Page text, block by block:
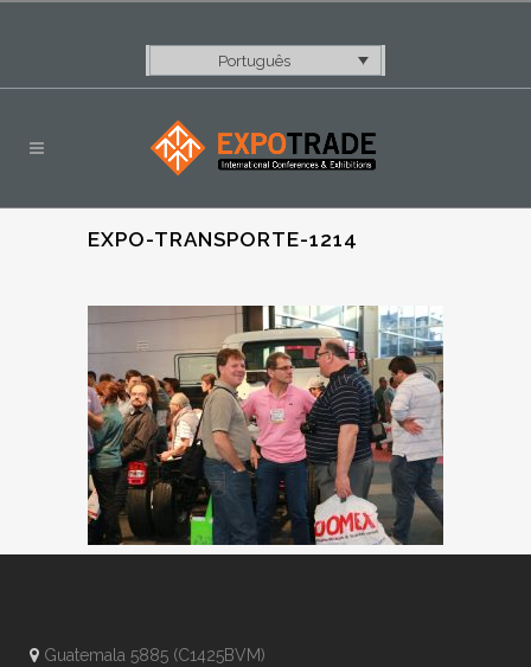
Português
EXPO-TRANSPORTE-1214
Guatemala 5885 (C1425BVM)